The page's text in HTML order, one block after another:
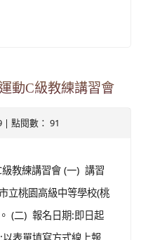
動C級教練講習會
| 點閱數： 91
教練講習會 (一) 講習
立桃園高級中等學校(桃
(二) 報名日期:即日起